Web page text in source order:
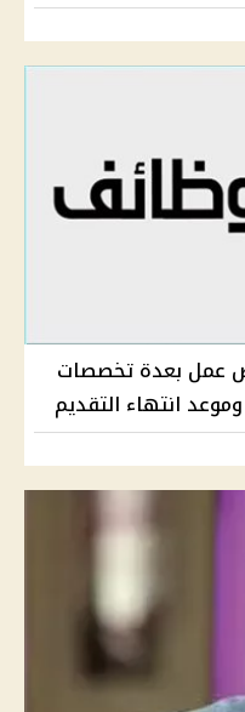
عمل بعدة تخصصات
انتهاء التقديم